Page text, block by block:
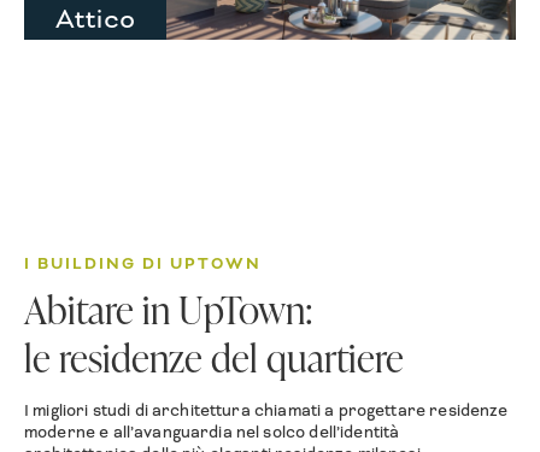
Attico
I BUILDING DI UPTOWN
Abitare in UpTown:
le residenze del quartiere
I migliori studi di architettura chiamati a progettare residenze
moderne e all’avanguardia nel solco dell’identità